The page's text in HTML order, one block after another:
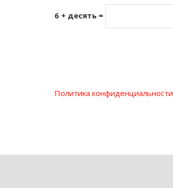
6 + десять =
Политика конфиденциальности